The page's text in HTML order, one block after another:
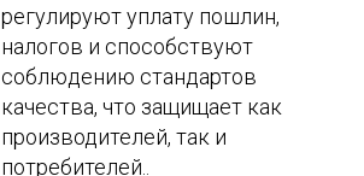
регулируют уплату пошлин,
налогов и способствуют
соблюдению стандартов
качества, что защищает как
производителей, так и
потребителей..